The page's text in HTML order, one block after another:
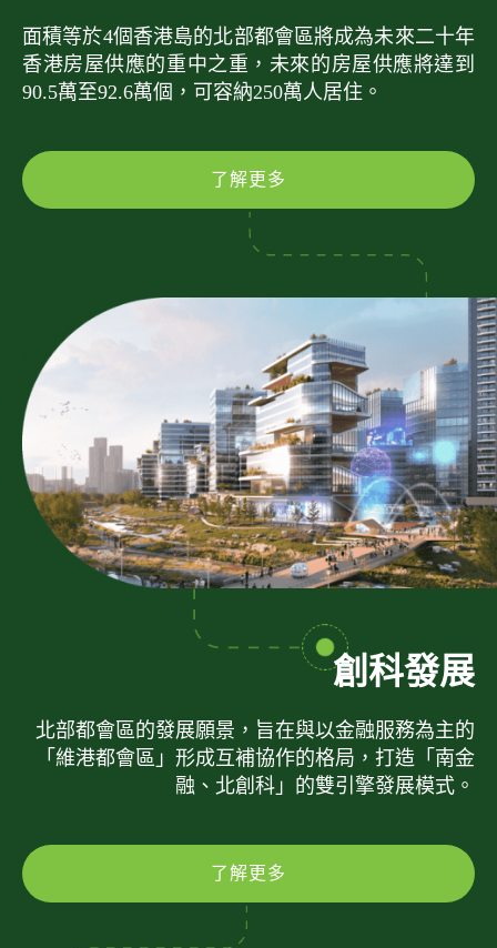
面積等於4個香港島的北部都會區將成為未來二十年
香港房屋供應的重中之重，未來的房屋供應將達到
90.5萬至92.6萬個，可容納250萬人居住。
了解更多
創科發展
北部都會區的發展願景，旨在與以金融服務為主的
「維港都會區」形成互補協作的格局，打造「南金
融、北創科」的雙引擎發展模式。
了解更多